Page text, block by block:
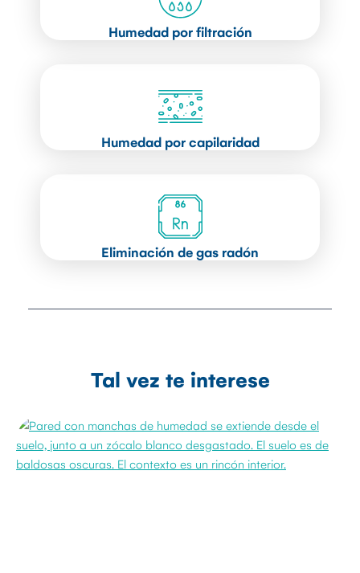
Humedad por filtración
Humedad por capilaridad
Eliminación de gas radón
Tal vez te interese